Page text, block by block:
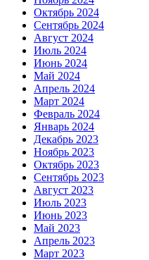
Октябрь 2024
Сентябрь 2024
Август 2024
Июль 2024
Июнь 2024
Май 2024
Апрель 2024
Март 2024
Февраль 2024
Январь 2024
Декабрь 2023
Ноябрь 2023
Октябрь 2023
Сентябрь 2023
Август 2023
Июль 2023
Июнь 2023
Май 2023
Апрель 2023
Март 2023